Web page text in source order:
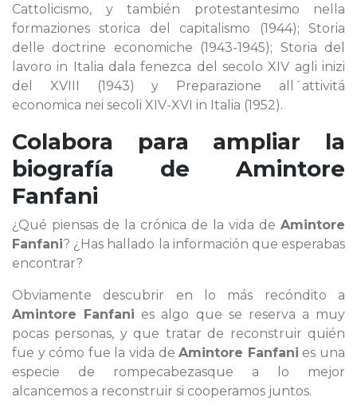
Cattolicismo, y también protestantesimo nella
formaziones storica del capitalismo (1944); Storia
delle doctrine economiche (1943-1945); Storia del
lavoro in Italia dala fenezca del secolo XIV agli inizi
del XVIII (1943) y Preparazione all´attivitá
economica nei secoli XIV-XVI in Italia (1952).
Colabora para ampliar la
biografía de Amintore
Fanfani
¿Qué piensas de la crónica de la vida de Amintore
Fanfani? ¿Has hallado la información que esperabas
encontrar?
Obviamente descubrir en lo más recóndito a
Amintore Fanfani es algo que se reserva a muy
pocas personas, y que tratar de reconstruir quién
fue y cómo fue la vida deAmintore Fanfani es una
especie de rompecabezasque a lo mejor
alcancemos a reconstruir si cooperamos juntos.